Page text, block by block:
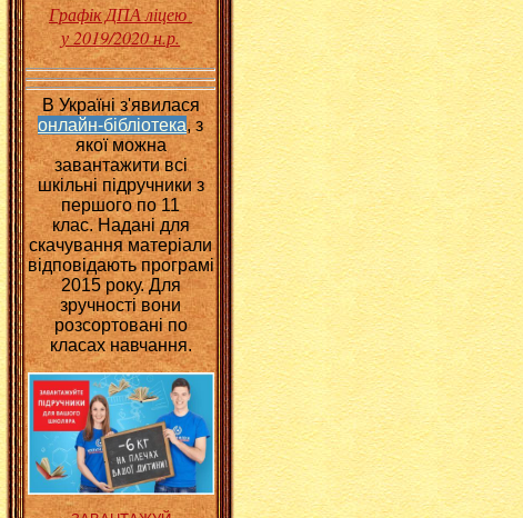
Графік ДПА ліцею
у 2019/2020 н.р.
В Україні з'явилася
онлайн-бібліотека, з
якої можна
завантажити всі
шкільні підручники з
першого по 11
клас. Надані для
скачування матеріали
відповідають програмі
2015 року. Для
зручності вони
розсортовані по
класах навчання.